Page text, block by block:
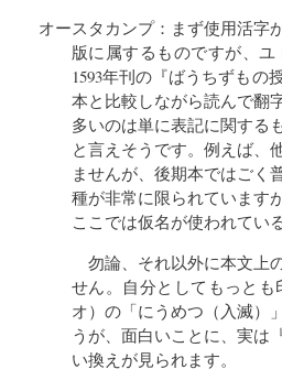
オースタカンプ：まず使用活字
版に属するものですが、
1593年刊の『ばうちずも
本と比較しながら読んで翻
多いのは単に表記に関する
と言えそうです。例えば、
ませんが、後期本ではごく
種が非常に限られています
ここでは仮名が使われてい
勿論、それ以外に本文上
せん。自分としてもっと
オ）の「にうめつ（入滅）
うが、面白いことに、実は
い換えが見られます。